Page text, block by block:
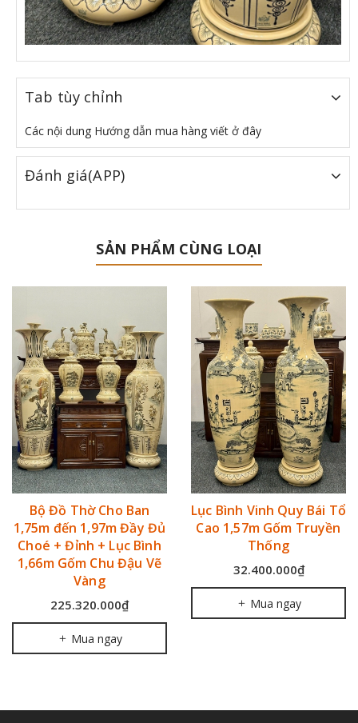
Tab tùy chỉnh
Các nội dung Hướng dẫn mua hàng viết ở đây
Đánh giá(APP)
SẢN PHẨM CÙNG LOẠI
Lục Bình Vinh Quy Bái Tổ
Cao 1,57m Gốm Truyền
Thống
32.400.000₫
Mua ngay
Lục Bình Tùng Hạc Có
Cuốn Thư Chữ Phúc Đức
Cao 1,82 mét Truyền
Thống
43.200.000₫
Mua ngay